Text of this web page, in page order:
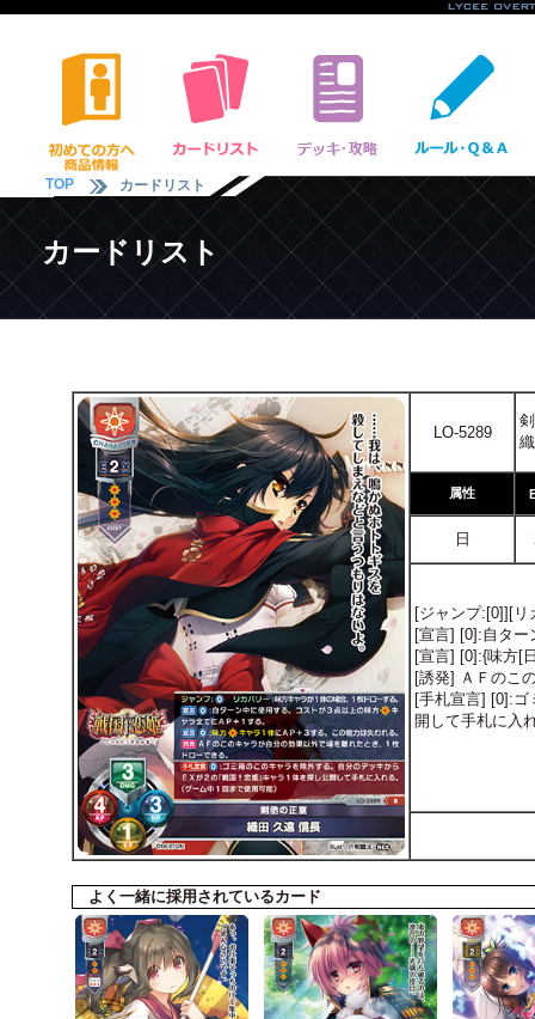
TOP カードリスト
カードリスト
LO-5289
属性
日
[ジャンプ:[0]][リ
[宣言] [0]:自ター
[宣言] [0]:{味方[
[誘発] ＡＦのこ
[手札宣言] [0]:ゴ
開して手札に入
よく一緒に採用されているカード